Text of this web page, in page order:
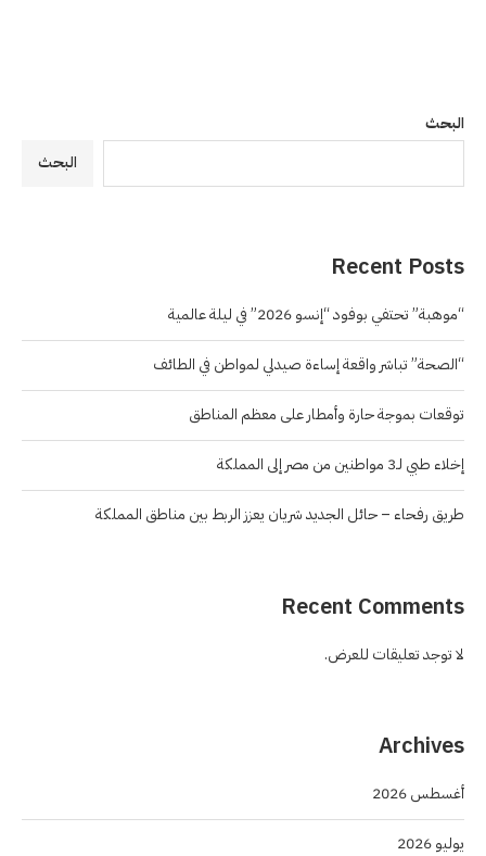
البحث
البحث
Recent Posts
“موهبة” تحتفي بوفود “إنسو 2026” في ليلة عالمية
“الصحة” تباشر واقعة إساءة صيدلي لمواطن في الطائف
توقعات بموجة حارة وأمطار على معظم المناطق
إخلاء طبي لـ3 مواطنين من مصر إلى المملكة
طريق رفحاء – حائل الجديد شريان يعزز الربط بين مناطق المملكة
Recent Comments
لا توجد تعليقات للعرض.
Archives
أغسطس 2026
يوليو 2026